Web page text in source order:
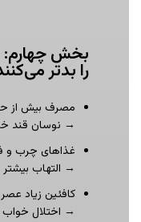
بخش چهارم:
را بدتر
مصرف بیش از
→ نوسان قند
غذاهای چرب و
→ التهاب
کافئین زیاد عصر
→ اختلال